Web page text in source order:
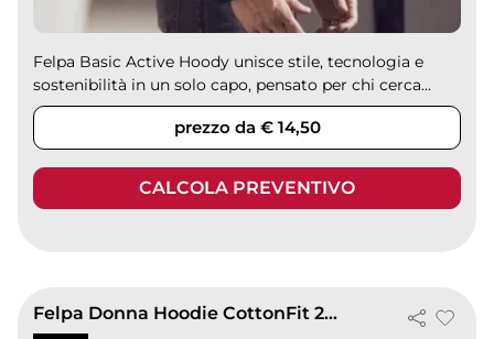
Felpa Basic Active Hoody unisce stile, tecnologia e
sostenibilità in un solo capo, pensato per chi cerca...
prezzo da € 14,50
CALCOLA PREVENTIVO
Felpa Donna Hoodie CottonFit 280g, Cappuccio, Tasche, Body Fit